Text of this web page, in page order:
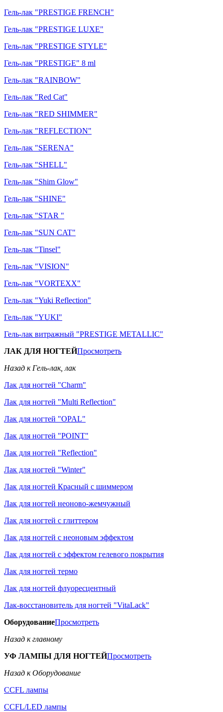
Гель-лак "PRESTIGE FRENCH"
Гель-лак "PRESTIGE LUXE"
Гель-лак "PRESTIGE STYLE"
Гель-лак "PRESTIGE" 8 ml
Гель-лак "RAINBOW"
Гель-лак "Red Cat"
Гель-лак "RED SHIMMER"
Гель-лак "REFLECTION"
Гель-лак "SERENA"
Гель-лак "SHELL"
Гель-лак "Shim Glow"
Гель-лак "SHINE"
Гель-лак "STAR "
Гель-лак "SUN CAT"
Гель-лак "Tinsel"
Гель-лак "VISION"
Гель-лак "VORTEXX"
Гель-лак "Yuki Reflection"
Гель-лак "YUKI"
Гель-лак витражный "PRESTIGE METALLIC"
ЛАК ДЛЯ НОГТЕЙПросмотреть
Назад к Гель-лак, лак
Лак для ногтей "Charm"
Лак для ногтей "Multi Reflection"
Лак для ногтей "OPAL"
Лак для ногтей "POINT"
Лак для ногтей "Reflection"
Лак для ногтей "Winter"
Лак для ногтей Красный с шиммером
Лак для ногтей неоново-жемчужный
Лак для ногтей с глиттером
Лак для ногтей с неоновым эффектом
Лак для ногтей с эффектом гелевого покрытия
Лак для ногтей термо
Лак для ногтей флуоресцентный
Лак-восстановитель для ногтей "VitaLack"
ОборудованиеПросмотреть
Назад к главному
УФ ЛАМПЫ ДЛЯ НОГТЕЙПросмотреть
Назад к Оборудование
CCFL лампы
CCFL/LED лампы